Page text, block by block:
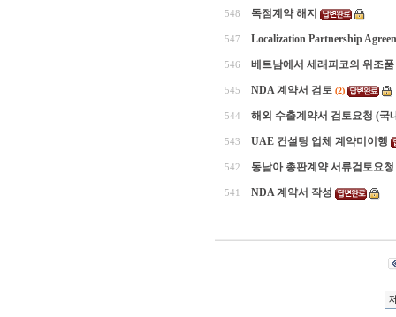
548 독점계약 해지
547 Localization Partnership
546 베트남에서 세래피코의 위조
545 NDA 계약서 검토 (2)
544 해외 수출계약서 검토요청 (국
543 UAE 컨설팅 업체 계약미이행
542 동남아 총판계약 서류검토요청
541 NDA 계약서 작성